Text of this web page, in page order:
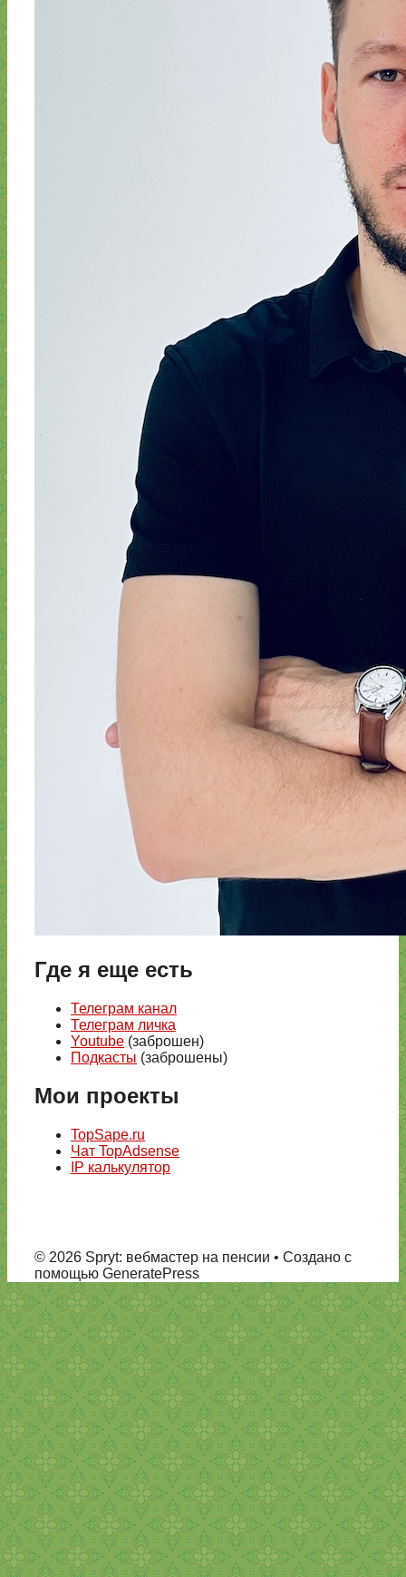
Где я еще есть
Телеграм канал
Телеграм личка
Youtube (заброшен)
Подкасты (заброшены)
Мои проекты
TopSape.ru
Чат TopAdsense
IP калькулятор
© 2026 Spryt: вебмастер на пенсии • Создано с
помощью GeneratePress